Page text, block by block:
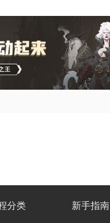
分类 新手指南